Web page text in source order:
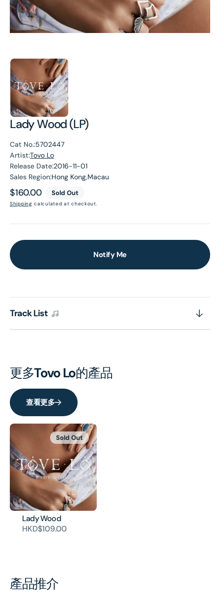
Lady Wood (LP)
Cat No.:5702447
Artist:Tovo Lo
Release Date:2016-11-01
Sales Region:Hong Kong,Macau
Regular
price
$160.00 Sold Out
Shipping calculated at checkout.
Notify Me
Track List
更多Tovo Lo的產品
查看更多
Lady Wood
HKD$109.00
Sold Out
產品推介